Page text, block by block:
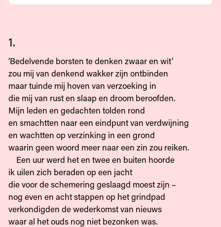
1.
‘Bedelvende borsten te denken zwaar en wit’
zou mij van denkend wakker zijn ontbinden
maar tuinde mij hoven van verzoeking in
die mij van rust en slaap en droom beroofden.
Mijn leden en gedachten tolden rond
en smachtten naar een eindpunt van verdwijning
en wachtten op verzinking in een grond
waarin geen woord meer naar een zin zou reiken.
Een uur werd het en twee en buiten hoorde
ik uilen zich beraden op een jacht
die voor de schemering geslaagd moest zijn –
nog even en acht stappen op het grindpad
verkondigden de wederkomst van nieuws
waar al het ouds nog niet bezonken was.